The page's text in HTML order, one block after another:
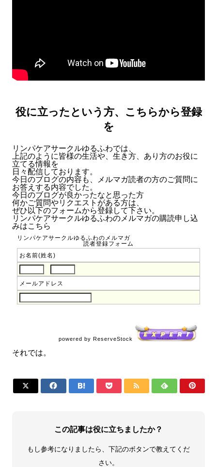
役に立ったという方、こちらから登録
を
リンパケアサークルゆるふわでは、
上記のように皆様の生活や、生き方、あり方のお役に
立てる情報を
日々配信しております。
今日のブログの内容も、メルマガ読者の方のご質問に
お答えする内容でした。
今日のブログが良かったなと思った方
何かご質問やリクエストがある方は、
ぜひ以下のフォームから登録して下さい。
リンパケアサークルゆるふわのメルマガの購読申し込
みはこちら
リンパケアサークルゆるふわのメルマガ
読者登録フォーム
お名前(姓名)
メールアドレス
powered by ReserveStock
それでは。
      
この記事は役に立ちましたか？
もし参考になりましたら、下記のボタンで教えてくだ
さい。